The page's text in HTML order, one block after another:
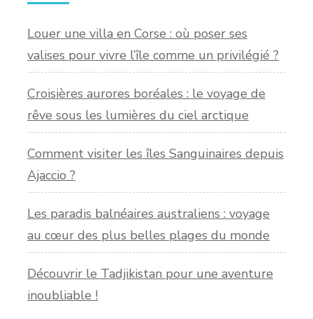
Louer une villa en Corse : où poser ses
valises pour vivre l’île comme un privilégié ?
Croisières aurores boréales : le voyage de
rêve sous les lumières du ciel arctique
Comment visiter les îles Sanguinaires depuis
Ajaccio ?
Les paradis balnéaires australiens : voyage
au cœur des plus belles plages du monde
Découvrir le Tadjikistan pour une aventure
inoubliable !